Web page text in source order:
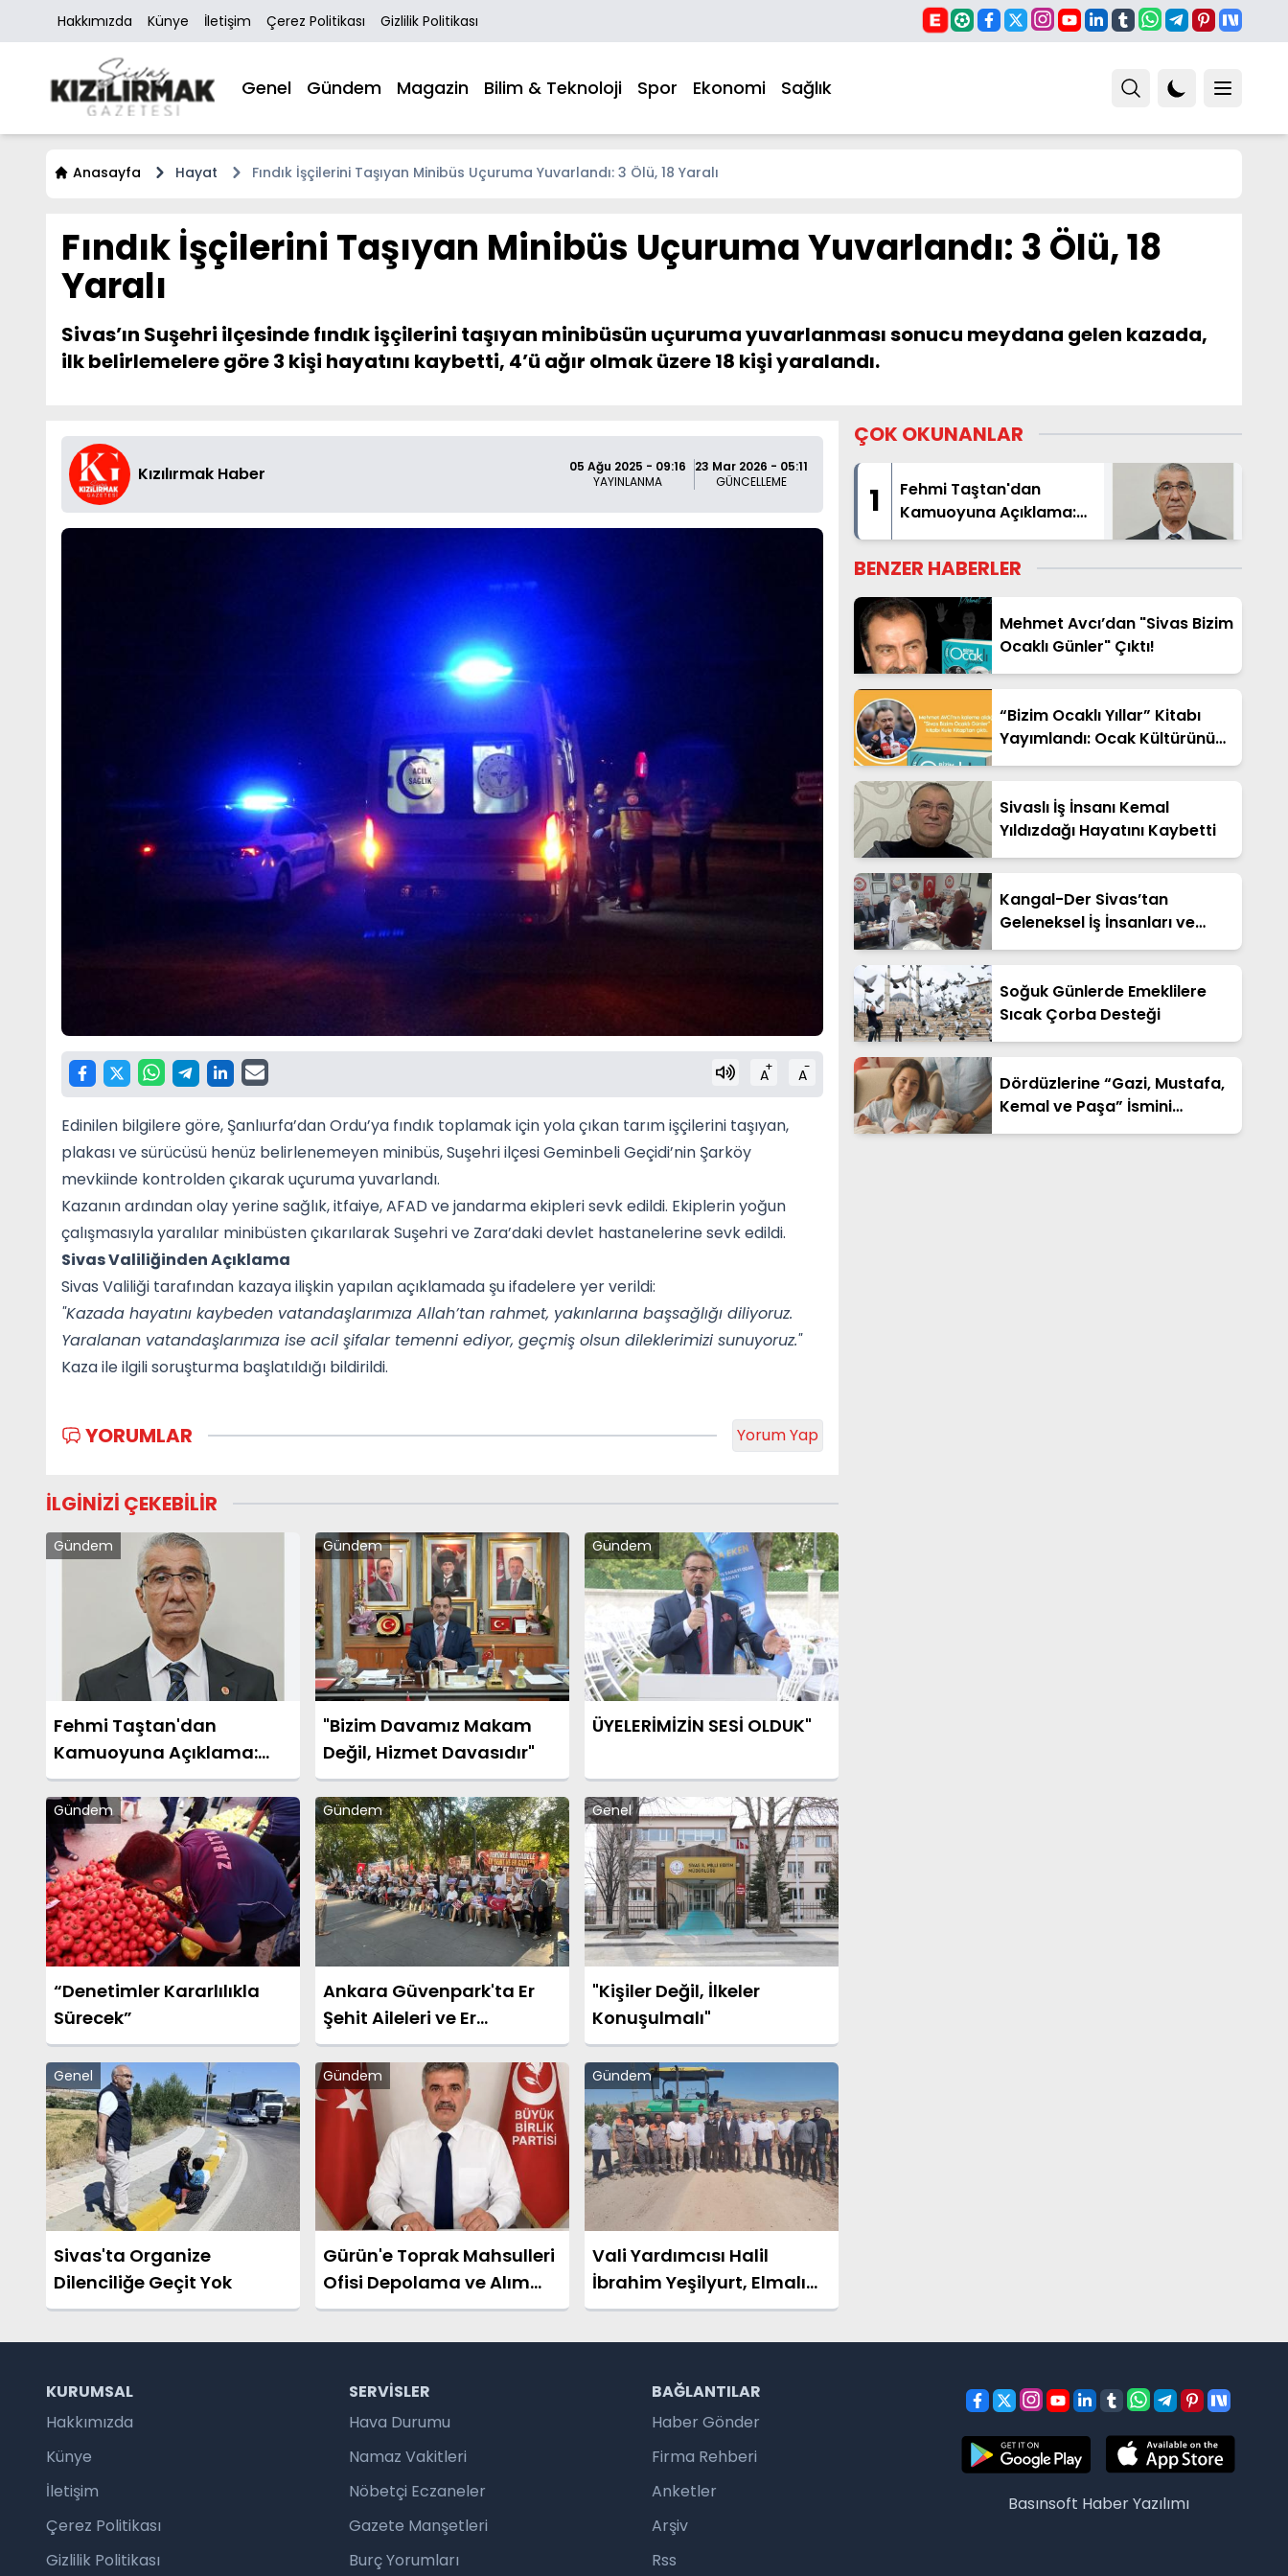
Hakkımızda Künye İletişim Çerez Politikası Gizlilik Politikası
Genel Gündem Magazin Bilim & Teknoloji Spor Ekonomi Sağlık
Anasayfa Hayat Fındık İşçilerini Taşıyan Minibüs Uçuruma Yuvarlandı: 3 Ölü, 18 Yaralı
Fındık İşçilerini Taşıyan Minibüs Uçuruma Yuvarlandı: 3 Ölü, 18
Yaralı
Sivas’ın Suşehri ilçesinde fındık işçilerini taşıyan minibüsün uçuruma yuvarlanması sonucu meydana gelen kazada,
ilk belirlemelere göre 3 kişi hayatını kaybetti, 4’ü ağır olmak üzere 18 kişi yaralandı.
Kızılırmak Haber
05 Ağu 2025 - 09:16
YAYINLANMA
23 Mar 2026 - 05:11
GÜNCELLEME
A+ A-
Edinilen bilgilere göre, Şanlıurfa’dan Ordu’ya fındık toplamak için yola çıkan tarım işçilerini taşıyan,
plakası ve sürücüsü henüz belirlenemeyen minibüs, Suşehri ilçesi Geminbeli Geçidi’nin Şarköy
mevkiinde kontrolden çıkarak uçuruma yuvarlandı.
Kazanın ardından olay yerine sağlık, itfaiye, AFAD ve jandarma ekipleri sevk edildi. Ekiplerin yoğun
çalışmasıyla yaralılar minibüsten çıkarılarak Suşehri ve Zara’daki devlet hastanelerine sevk edildi.
Sivas Valiliğinden Açıklama
Sivas Valiliği tarafından kazaya ilişkin yapılan açıklamada şu ifadelere yer verildi:
"Kazada hayatını kaybeden vatandaşlarımıza Allah’tan rahmet, yakınlarına başsağlığı diliyoruz.
Yaralanan vatandaşlarımıza ise acil şifalar temenni ediyor, geçmiş olsun dileklerimizi sunuyoruz."
Kaza ile ilgili soruşturma başlatıldığı bildirildi.
YORUMLAR Yorum Yap
İLGİNİZİ ÇEKEBİLİR
Gündem
Fehmi Taştan'dan
Kamuoyuna Açıklama:
"İsim Benzerliği Nedeniyle
Hatalı Haberde Yer Aldım"
Gündem
"Bizim Davamız Makam
Değil, Hizmet Davasıdır"
Gündem
ÜYELERİMİZİN SESİ OLDUK"
Gündem
“Denetimler Kararlılıkla
Sürecek”
Gündem
Ankara Güvenpark'ta Er
Şehit Aileleri ve Er
Gazilerinin Hak Arayışı
Sürüyor
Genel
"Kişiler Değil, İlkeler
Konuşulmalı"
Genel
Sivas'ta Organize
Dilenciliğe Geçit Yok
Gündem
Gürün'e Toprak Mahsulleri
Ofisi Depolama ve Alım
Merkezi Kurulmalıdır
Gündem
Vali Yardımcısı Halil
İbrahim Yeşilyurt, Elmalı
Köyü Yolundaki BSK Asfalt
Çalışmalarını İnceledi
ÇOK OKUNANLAR
1
Fehmi Taştan'dan
Kamuoyuna Açıklama:
"İsim Benzerliği
Nedeniyle Hatalı
Haberde Yer Aldım"
BENZER HABERLER
Mehmet Avcı’dan "Sivas Bizim
Ocaklı Günler" Çıktı!
“Bizim Ocaklı Yıllar” Kitabı
Yayımlandı: Ocak Kültürünün
Hafızası Gelecek Nesillere
Sivaslı İş İnsanı Kemal
Yıldızdağı Hayatını Kaybetti
Kangal-Der Sivas’tan
Geleneksel İş İnsanları ve
Akademisyenler İstişare
Soğuk Günlerde Emeklilere
Sıcak Çorba Desteği
Dördüzlerine “Gazi, Mustafa,
Kemal ve Paşa” İsmini
Verdiler
KURUMSAL
Hakkımızda
Künye
İletişim
Çerez Politikası
Gizlilik Politikası
SERVISLER
Hava Durumu
Namaz Vakitleri
Nöbetçi Eczaneler
Gazete Manşetleri
Burç Yorumları
BAĞLANTILAR
Haber Gönder
Firma Rehberi
Anketler
Arşiv
Rss
Basınsoft Haber Yazılımı